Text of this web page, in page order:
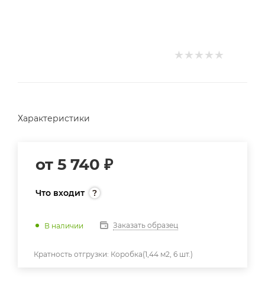
Характеристики
от 5 740 ₽
Что входит
В наличии Заказать образец
Кратность отгрузки: Коробка(1,44 м2, 6 шт.)